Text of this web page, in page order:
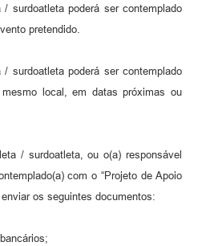
surdoatleta poderá ser contemplado
pretendido.
surdoatleta poderá ser contemplado
local, em datas próximas ou
/ surdoatleta, ou o(a) responsável
com o “Projeto de Apoio
os seguintes documentos: